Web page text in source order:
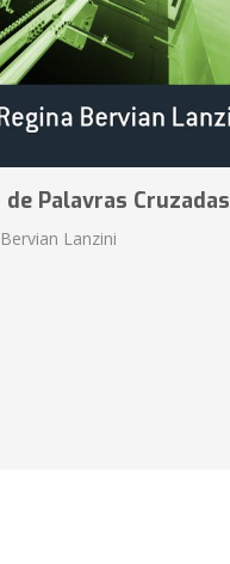
Palavras Cruzadas
Lanzini